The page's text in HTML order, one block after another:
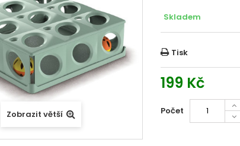
Zobrazit větší
Skladem
Tisk
199 Kč
Počet